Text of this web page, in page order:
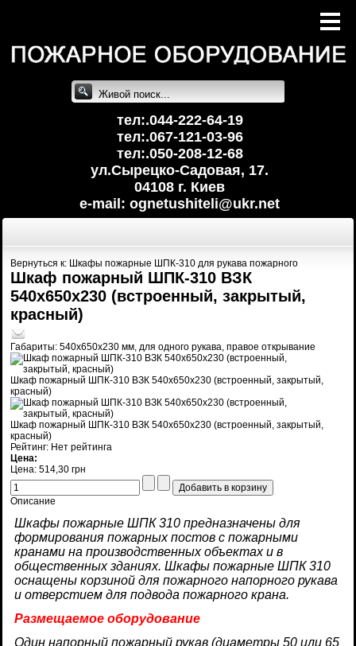
тел:.044-222-64-19
тел:.067-121-03-96
тел:.050-208-12-68
ул.Сырецко-Cадовая, 17.
04108 г. Киев
e-mail: ognetushiteli@ukr.net
Вернуться к: Шкафы пожарные ШПК-310 для рукава пожарного
Шкаф пожарный ШПК-310 ВЗК
540х650х230 (встроенный, закрытый,
красный)
Габариты: 540х650х230 мм, для одного рукава, правое открывание
Шкаф пожарный ШПК-310 ВЗК 540х650х230 (встроенный, закрытый,
красный)
Шкаф пожарный ШПК-310 ВЗК 540х650х230 (встроенный, закрытый,
красный)
Рейтинг: Нет рейтинга
Цена:
Цена: 514,30 грн
Описание
Шкафы пожарные ШПК 310 предназначены для
формирования пожарных постов с пожарными
кранами на производственных объектах и в
общественных зданиях. Шкафы пожарные ШПК 310
оснащены корзиной для пожарного напорного рукава
и отверстием для подвода пожарного крана.
Размещаемое оборудование
Один напорный пожарный рукав (диаметры 50 или 65